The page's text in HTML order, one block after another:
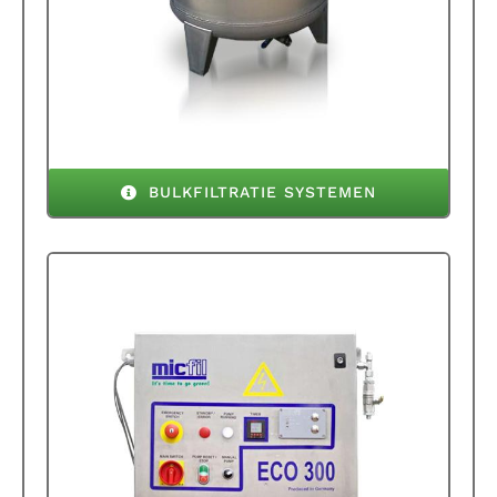
BULKFILTRATIE SYSTEMEN